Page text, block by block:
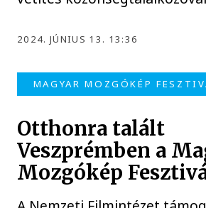
2024. JÚNIUS 13. 13:36
MAGYAR MOZGÓKÉP
Otthonra talált
Veszprémben a
Mozgókép